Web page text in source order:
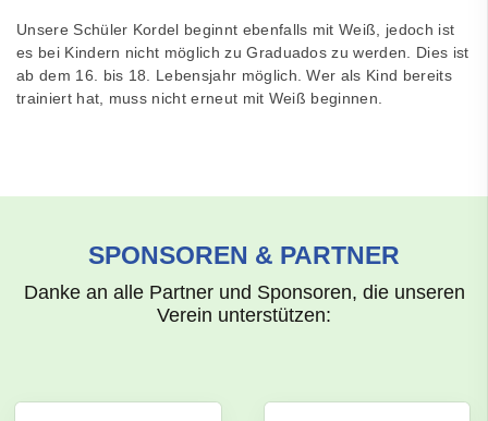
Unsere Schüler Kordel beginnt ebenfalls mit Weiß, jedoch ist
es bei Kindern nicht möglich zu Graduados zu werden. Dies ist
ab dem 16. bis 18. Lebensjahr möglich. Wer als Kind bereits
trainiert hat, muss nicht erneut mit Weiß beginnen.
SPONSOREN & PARTNER
Danke an alle Partner und Sponsoren, die unseren
Verein unterstützen: